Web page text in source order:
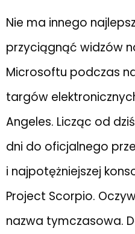
Nie ma innego
przyciągnąć widzów
Microsoftu podczas
targów
Angeles. Licząc od
dni do oficjalnego
i najpotężniejszej
Project Scorpio.
nazwa tymczasowa.